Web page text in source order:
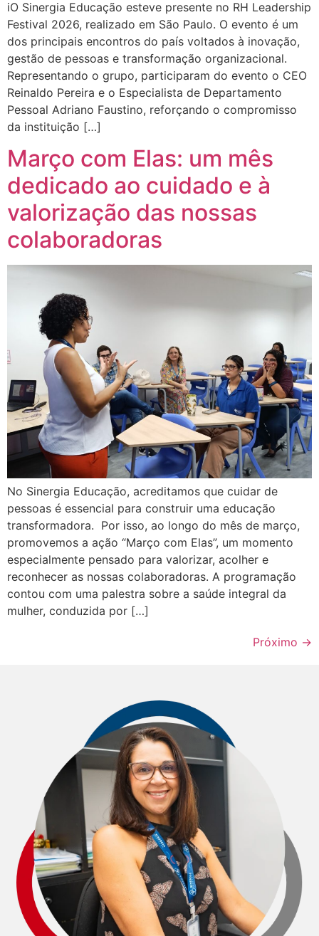
iO Sinergia Educação esteve presente no RH Leadership
Festival 2026, realizado em São Paulo. O evento é um
dos principais encontros do país voltados à inovação,
gestão de pessoas e transformação organizacional.
Representando o grupo, participaram do evento o CEO
Reinaldo Pereira e o Especialista de Departamento
Pessoal Adriano Faustino, reforçando o compromisso
da instituição […]
Março com Elas: um mês
dedicado ao cuidado e à
valorização das nossas
colaboradoras
No Sinergia Educação, acreditamos que cuidar de
pessoas é essencial para construir uma educação
transformadora. Por isso, ao longo do mês de março,
promovemos a ação “Março com Elas”, um momento
especialmente pensado para valorizar, acolher e
reconhecer as nossas colaboradoras. A programação
contou com uma palestra sobre a saúde integral da
mulher, conduzida por […]
Próximo →